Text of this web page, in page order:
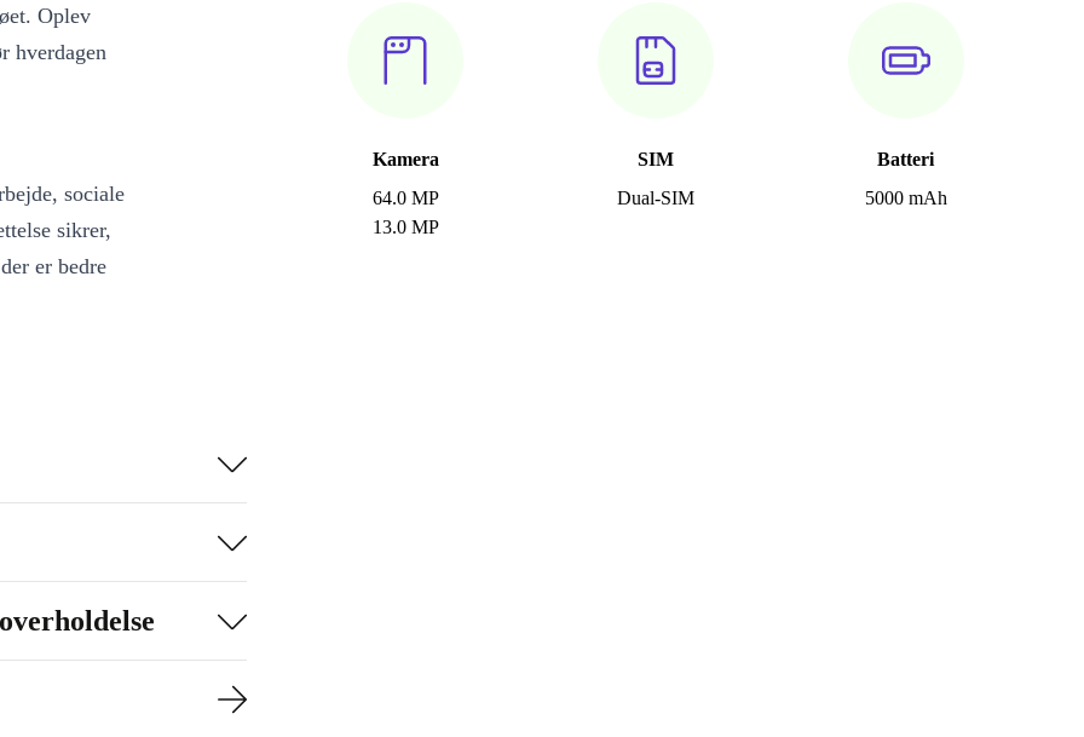
Kamera
64.0 MP
13.0 MP
SIM
Dual-SIM
Batteri
5000 mAh
Oplev
hverdagen
sociale
sikrer,
er bedre
med 64 MP
hurtige